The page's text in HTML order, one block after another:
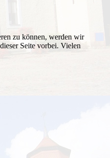
zu können, werden wir
Seite vorbei. Vielen